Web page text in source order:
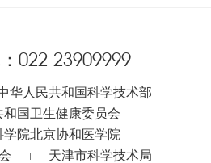
022-23909999
华人民共和国科学技术部
和国卫生健康委员会
学院北京协和医学院
天津市科学技术局